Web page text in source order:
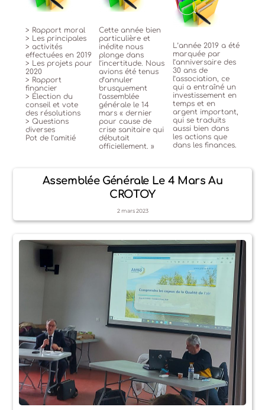
> Rapport moral
> Les principales
> activités
effectuées en 2019
> Les projets pour
2020
> Rapport
financier
> Élection du
conseil et vote
des résolutions
> Questions
diverses
Pot de l’amitié
Cette année bien
particulière et
inédite nous
plonge dans
l’incertitude. Nous
avions été tenus
d’annuler
brusquement
l’assemblée
générale le 14
mars « dernier
pour cause de
crise sanitaire qui
débutait
officiellement. »
L’année 2019 a été
marquée par
l’anniversaire des
30 ans de
l’association, ce
qui a entraîné un
investissement en
temps et en
argent important,
qui se traduits
aussi bien dans
les actions que
dans les finances.
Assemblée Générale Le 4 Mars Au
CROTOY
2 mars 2023